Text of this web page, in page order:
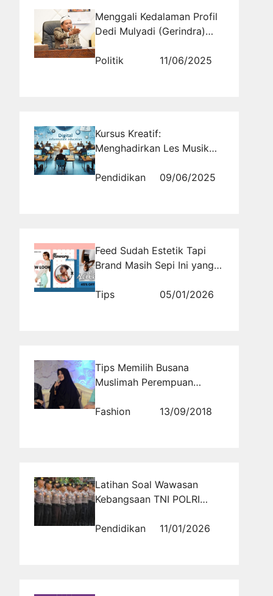
Menggali Kedalaman Profil
Dedi Mulyadi (Gerindra)
Barat VII: Dari Bisnis hingga
Politik 11/06/2025
Kursus Kreatif:
Menghadirkan Les Musik
Anak
Pendidikan 09/06/2025
Feed Sudah Estetik Tapi
Brand Masih Sepi Ini yang
Bangun Instagram
Tips 05/01/2026
Tips Memilih Busana
Muslimah Perempuan
Fashion
13/09/2018
Latihan Soal Wawasan
Kebangsaan TNI POLRI
Nasionalisme dan
Pendidikan 11/01/2026